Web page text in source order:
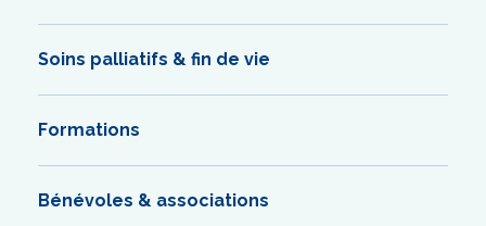
Soins palliatifs & fin de vie
Formations
Bénévoles & associations